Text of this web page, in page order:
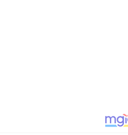
einen Kommentar am Ende